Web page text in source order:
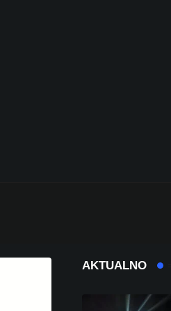
AKTUALNO